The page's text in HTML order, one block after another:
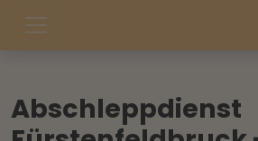
Abschleppdienst